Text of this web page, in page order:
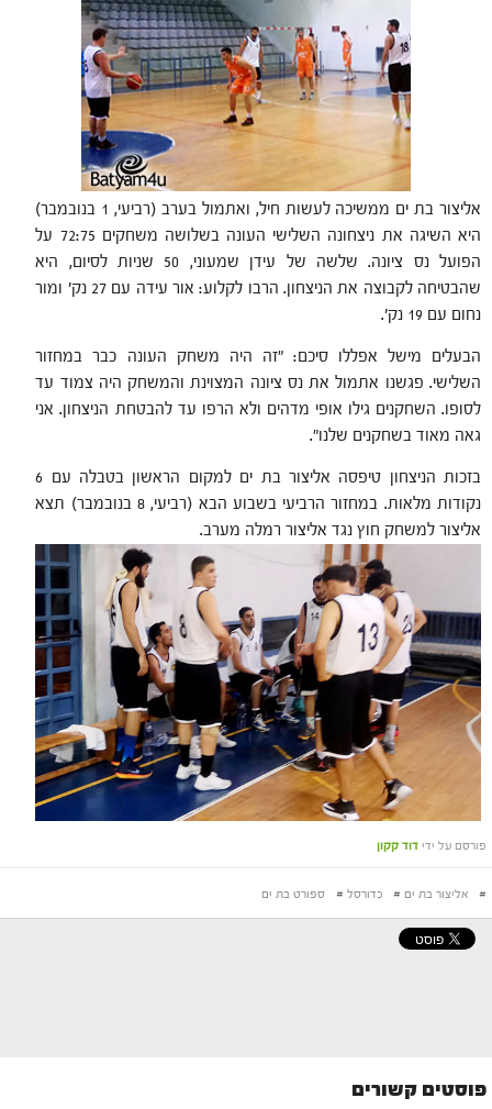
אליצור בת ים ממשיכה לעשות חיל, ואתמול בערב (רביעי, 1 בנובמבר)
היא השיגה את ניצחונה השלישי העונה בשלושה משחקים 72:75 על
הפועל נס ציונה. שלשה של עידן שמעוני, 50 שניות לסיום, היא
שהבטיחה לקבוצה את הניצחון. הרבו לקלוע: אור עידה עם 27 נק' ומור
נחום עם 19 נק'.
הבעלים מישל אפללו סיכם: "זה היה משחק העונה כבר במחזור
השלישי. פגשנו אתמול את נס ציונה המצוינת והמשחק היה צמוד עד
לסופו. השחקנים גילו אופי מדהים ולא הרפו עד להבטחת הניצחון. אני
גאה מאוד בשחקנים שלנו".
בזכות הניצחון טיפסה אליצור בת ים למקום הראשון בטבלה עם 6
נקודות מלאות. במחזור הרביעי בשבוע הבא (רביעי, 8 בנובמבר) תצא
אליצור למשחק חוץ נגד אליצור רמלה מערב.
פורסם על ידי דוד קקון
# אליצור בת ים # כדורסל # ספורט בת ים
פוסטים קשורים